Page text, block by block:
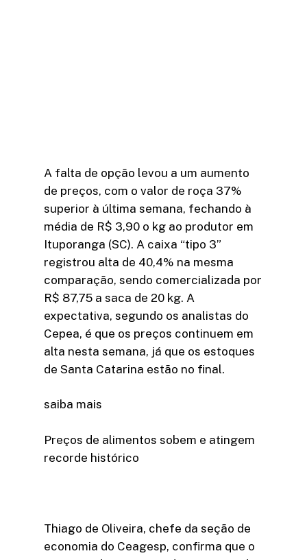
A falta de opção levou a um aumento
de preços, com o valor de roça 37%
superior à última semana, fechando à
média de R$ 3,90 o kg ao produtor em
Ituporanga (SC). A caixa “tipo 3”
registrou alta de 40,4% na mesma
comparação, sendo comercializada por
R$ 87,75 a saca de 20 kg. A
expectativa, segundo os analistas do
Cepea, é que os preços continuem em
alta nesta semana, já que os estoques
de Santa Catarina estão no final.
saiba mais
Preços de alimentos sobem e atingem
recorde histórico
Thiago de Oliveira, chefe da seção de
economia do Ceagesp, confirma que o